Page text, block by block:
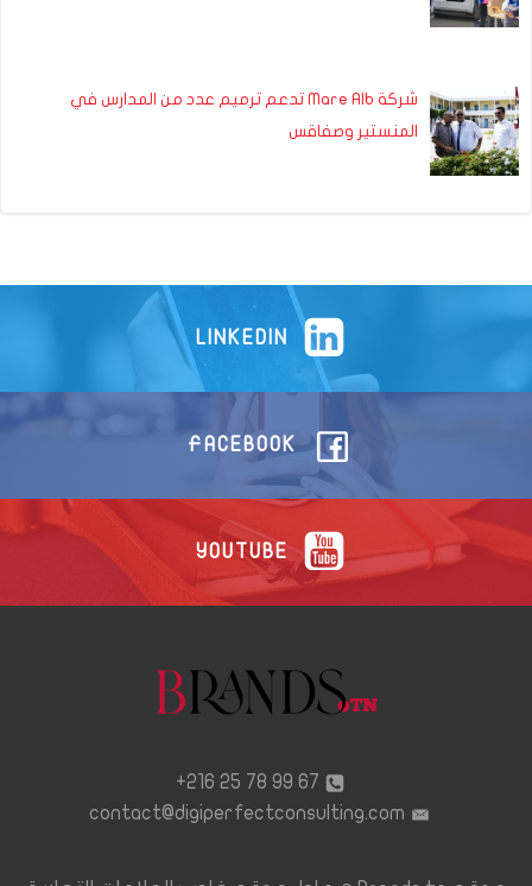
شركة Mare Alb تدعم ترميم عدد من المدارس في
المنستير وصفاقس
LINKEDIN
FACEBOOK
YOUTUBE
67 99 78 25 216+
contact@digiperfectconsulting.com